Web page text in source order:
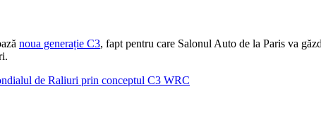
noua generație C3, fapt pentru care Salonul Auto de la Paris va
de Raliuri prin conceptul C3 WRC